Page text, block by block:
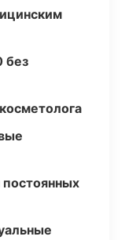
без
постоянных